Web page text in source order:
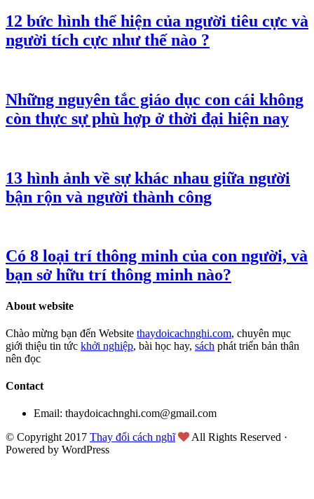
12 bức hình thể hiện của người tiêu cực và
người tích cực như thế nào ?
Những nguyên tắc giáo dục con cái không
còn thực sự phù hợp ở thời đại hiện nay
13 hình ảnh về sự khác nhau giữa người
bận rộn và người thành công
Có 8 loại trí thông minh của con người, và
bạn sở hữu trí thông minh nào?
About website
Chào mừng bạn đến Website thaydoicachnghi.com, chuyên mục
giới thiệu tin tức khởi nghiệp, bài học hay, sách phát triển bản thân
nên đọc
Contact
Email: thaydoicachnghi.com@gmail.com
© Copyright 2017 Thay đổi cách nghĩ
All Rights Reserved ·
Powered by WordPress